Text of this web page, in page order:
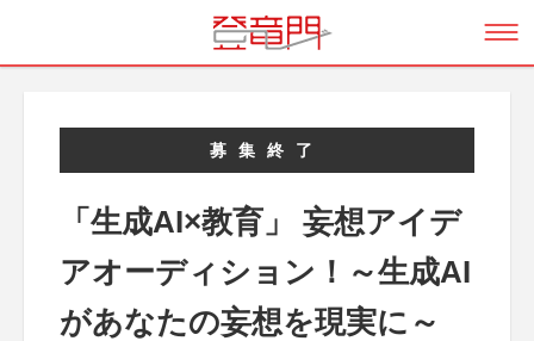
募集終了
「生成AI×教育」 妄想アイデ
アオーディション！～生成AI
があなたの妄想を現実に～